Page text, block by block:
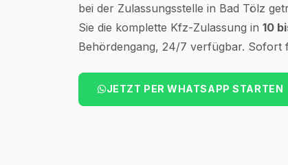
bei der Zulassungsstelle in Bad Tölz
Sie die komplette Kfz-Zulassung in 10
Behördengang, 24/7 verfügbar. Sofort
JETZT PER WHATSAPP STARTEN